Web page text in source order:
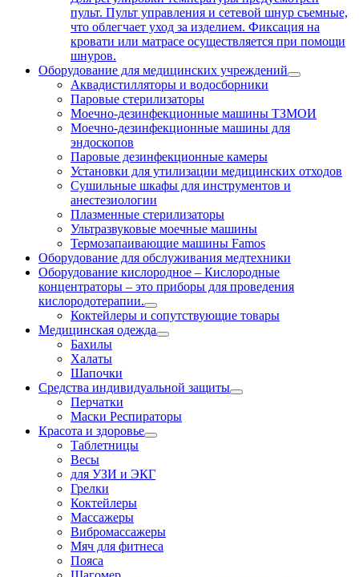
пульт. Пульт управления и сетевой шнур съемные,
что облегчает уход за изделием. Фиксация на
кровати или матрасе осуществляется при помощи
шнуров.
Оборудование для медицинских учреждений
Аквадистилляторы и водосборники
Паровые стерилизаторы
Моечно-дезинфекционные машины ТЗМОИ
Моечно-дезинфекционные машины для
эндоскопов
Паровые дезинфекционные камеры
Установки для утилизации медицинских отходов
Сушильные шкафы для инструментов и
анестезиологии
Плазменные стерилизаторы
Ультразвуковые моечные машины
Термозапаивающие машины Famos
Оборудование для обслуживания медтехники
Оборудование кислородное – Кислородные
концентраторы – это приборы для проведения
кислородотерапии.
Коктейлеры и сопутствующие товары
Медицинская одежда
Бахилы
Халаты
Шапочки
Средства индивидуальной защиты
Перчатки
Маски Респираторы
Красота и здоровье
Таблетницы
Весы
для УЗИ и ЭКГ
Грелки
Коктейлеры
Массажеры
Вибромассажеры
Мяч для фитнеса
Пояса